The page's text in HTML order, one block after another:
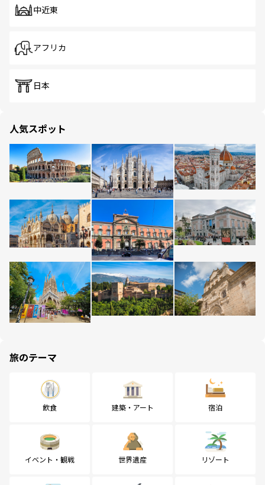
中近東
アフリカ
日本
人気スポット
旅のテーマ
飲食 建築・アート 宿泊
イベント・観戦 世界遺産 リゾート